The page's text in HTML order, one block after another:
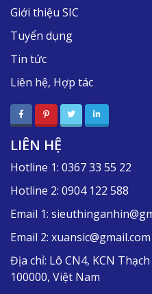
Giới thiệu SIC
Tuyển dụng
Tin tức
Liên hệ, Hợp tác
LIÊN HỆ
Hotline 1: 0367 33 55 22
Hotline 2: 0904 122 588
Email 1:
Email 2: xuansic@gmail.com
Địa chỉ: Lô CN4, KCN
100000, Việt Nam